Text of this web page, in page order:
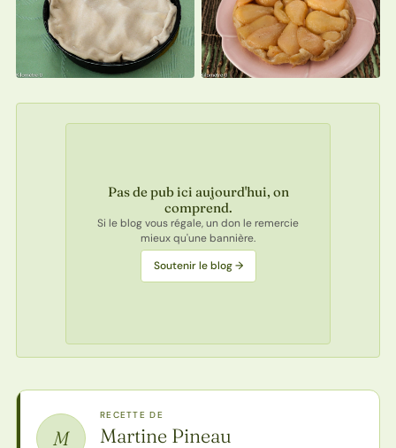
Pas de pub ici aujourd'hui, on
comprend.
Si le blog vous régale, un don le remercie
mieux qu'une bannière.
Soutenir le blog →
M
RECETTE DE
Martine Pineau